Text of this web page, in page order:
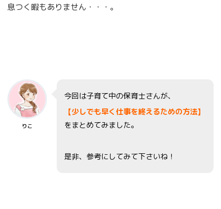
息つく暇もありません・・・。
りこ
今回は子育て中の保育士さんが、
【少しでも早く仕事を終えるための方法】
をまとめてみました。
是非、参考にしてみて下さいね！